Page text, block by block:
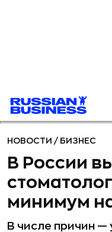
НОВОСТИ / БИЗНЕС
В России
минимум
В числе причин —